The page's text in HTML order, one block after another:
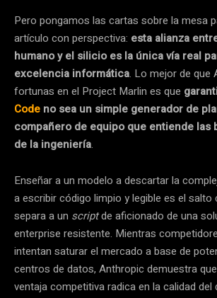
Pero pongamos las cartas sobre la mesa
artículo con perspectiva: esta alianza
humano y el silicio es la única vía real
excelencia informática. Lo mejor de que
fortunas en el Project Marlin es que
Code no sea un simple generador de
compañero de equipo que entiende las
de la ingeniería.
Enseñar a un modelo a descartar la
a escribir código limpio y legible es el salto
separa a un scriptde aficionado de una
enterprise resistente. Mientras
intentan saturar el mercado a base de
centros de datos, Anthropic demuestra
ventaja competitiva radica en la calidad